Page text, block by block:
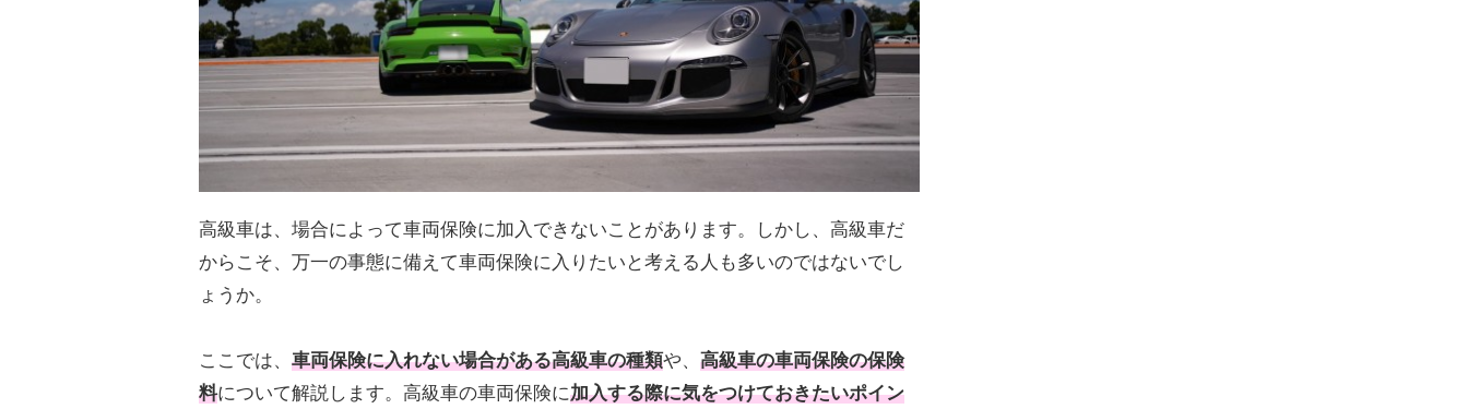
高級車は、場合によって車両保険に加入できないことがあります。しかし、高級車だ
からこそ、万一の事態に備えて車両保険に入りたいと考える人も多いのではないでし
ょうか。
ここでは、 車両保険に入れない場合がある高級車の種類や、 高級車の車両保険の保険
料について解説します。高級車の車両保険に加入する際に気をつけておきたいポイン